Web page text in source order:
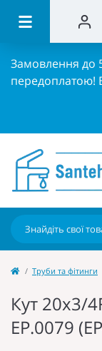
Замовлення до
передоплатою!
Труби та фітинги
Кут 20x3/
EP.0079